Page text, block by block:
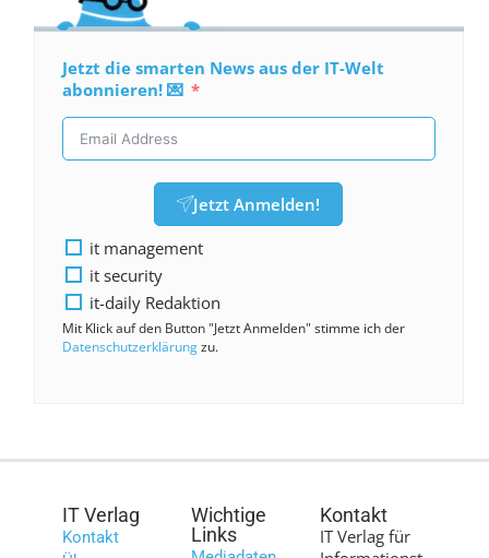
Jetzt die smarten News aus der IT-Welt
abonnieren! 💌
Jetzt Anmelden!
it management
it security
it-daily Redaktion
Mit Klick auf den Button "Jetzt Anmelden" stimme ich der
Datenschutzerklärungzu.
IT Verlag
Kontakt
Wichtige
Links
Kontakt
IT Verlag für